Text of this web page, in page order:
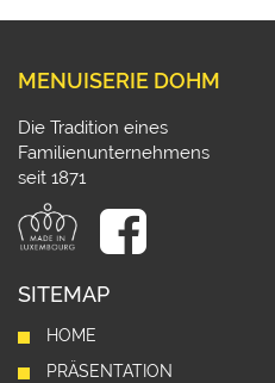
MENUISERIE DOHM
Die Tradition eines
Familienunternehmens
seit 1871
SITEMAP
HOME
PRÄSENTATION